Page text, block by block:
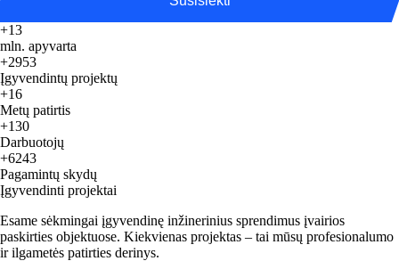
+13
mln. apyvarta
+2953
Įgyvendintų projektų
+16
Metų patirtis
+130
Darbuotojų
+6243
Pagamintų skydų
Įgyvendinti projektai
Esame sėkmingai įgyvendinę inžinerinius sprendimus įvairios
paskirties objektuose. Kiekvienas projektas – tai mūsų profesionalumo
ir ilgametės patirties derinys.